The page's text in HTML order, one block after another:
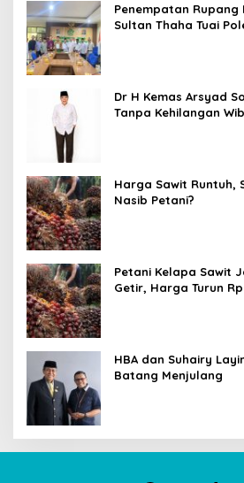
Penempatan
Sultan Thaha Tuai
Dr H Kemas Arsyad
Tanpa Kehilangan
Harga Sawit Runtuh,
Nasib Petani?
Petani Kelapa Sawit
Getir, Harga Turun
HBA dan Suhairy
Batang Menjulang